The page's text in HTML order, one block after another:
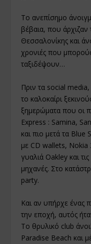
Το ανεπίσημο
βέβαια, που άρχιζαν
Θεσσαλονίκης και
χρονιές που
ταξιδέψουν…
Πριν τα social
το καλοκαίρι
ξημερώματα που οι
Express : Samina,
και πιο μετά τα
με CD wallets,
γυαλιά Oakley και
μηχανές. Στο
party.
Και αν υπήρχε ένας
την εποχή, αυτός
Το θρυλικό club
Paradise Beach και